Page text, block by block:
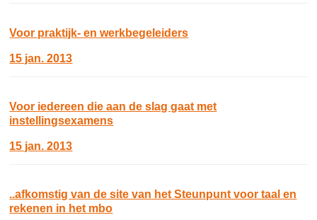
Voor praktijk- en werkbegeleiders
15 jan. 2013
Voor iedereen die aan de slag gaat met
instellingsexamens
15 jan. 2013
..afkomstig van de site van het Steunpunt voor taal en
rekenen in het mbo